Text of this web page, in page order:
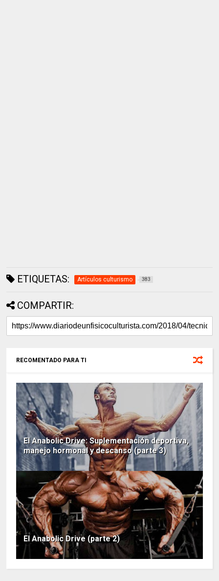
ETIQUETAS: Artículos culturismo 383
COMPARTIR:
RECOMENTADO PARA TI
El Anabolic Drive: Suplementación deportiva,
manejo hormonal y descanso (parte 3)
El Anabolic Drive (parte 2)